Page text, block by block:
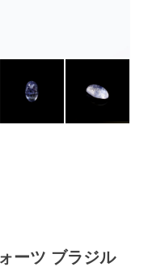
ーツ ブラジル